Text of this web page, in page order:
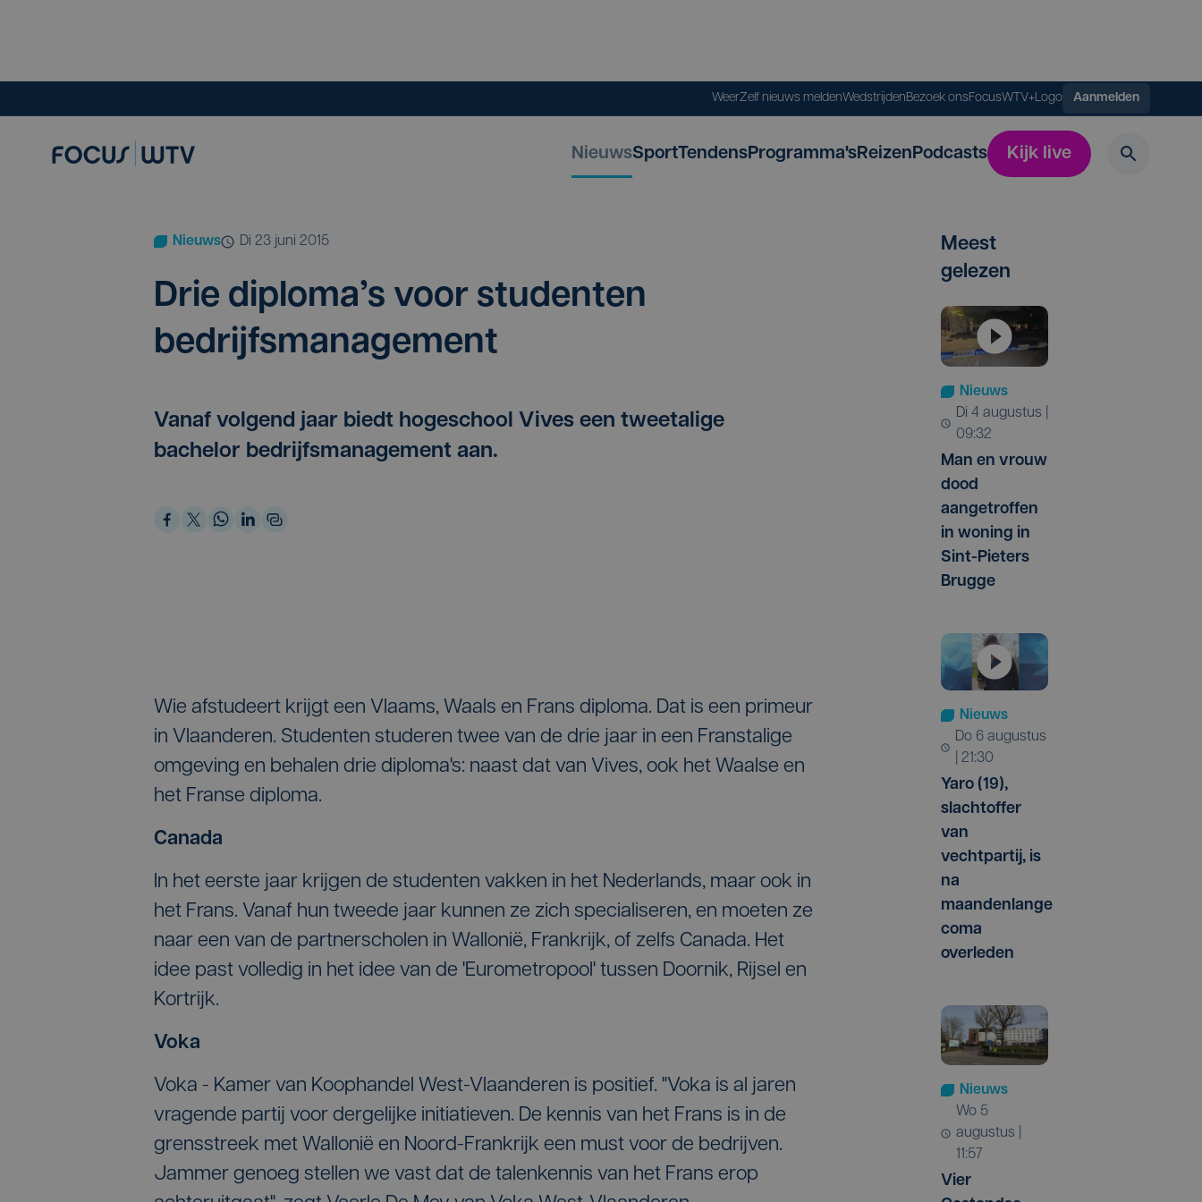
WeerZelf nieuws meldenWedstrijdenBezoek onsFocusWTV+Logo Aanmelden
NieuwsSportTendensProgramma'sReizenPodcasts Kijk live
Nieuws di 23 juni 2015
Drie diplo­ma’s voor stu­den­ten
bedrijfsmanagement
Vanaf volgend jaar biedt hogeschool Vives een tweetalige
bachelor bedrijfsmanagement aan.
Wie afstudeert krijgt een Vlaams, Waals en Frans diploma. Dat is een primeur
in Vlaanderen. Studenten studeren twee van de drie jaar in een Franstalige
omgeving en behalen drie diploma's: naast dat van Vives, ook het Waalse en
het Franse diploma.
Canada
In het eerste jaar krijgen de studenten vakken in het Nederlands, maar ook in
het Frans. Vanaf hun tweede jaar kunnen ze zich specialiseren, en moeten ze
naar een van de partnerscholen in Wallonië, Frankrijk, of zelfs Canada. Het
idee past volledig in het idee van de 'Eurometropool' tussen Doornik, Rijsel en
Kortrijk.
Voka
Voka - Kamer van Koophandel West-Vlaanderen is positief. "Voka is al jaren
vragende partij voor dergelijke initiatieven. De kennis van het Frans is in de
grensstreek met Wallonië en Noord-Frankrijk een must voor de bedrijven.
Jammer genoeg stellen we vast dat de talenkennis van het Frans erop
Meest
gelezen
Nieuws
di 4 augustus |
09:32
Man en vrouw
dood
aangetroffen
in woning in
Sint-Pieters
Brugge
Nieuws
do 6 augustus
| 21:30
Yaro (19),
slachtoffer
van
vechtpartij, is
na
maandenlange
coma
overleden
Nieuws
wo 5
augustus |
11:57
Vier